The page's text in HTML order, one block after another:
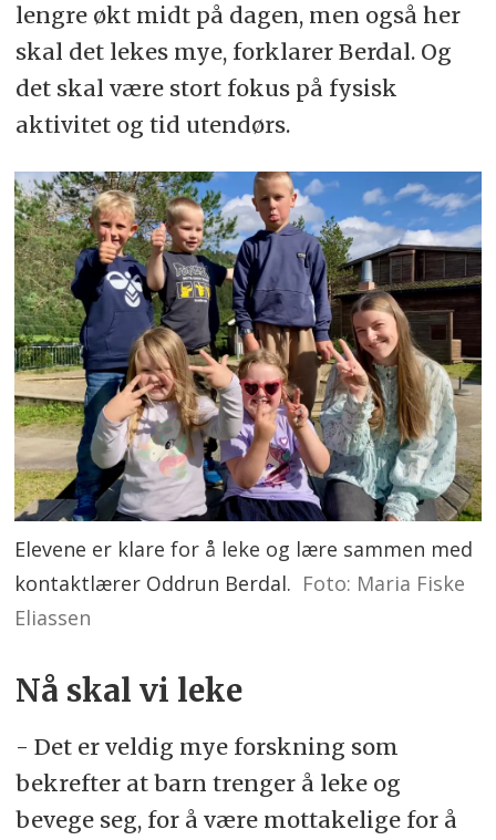
lengre økt midt på dagen, men også her
skal det lekes mye, forklarer Berdal. Og
det skal være stort fokus på fysisk
aktivitet og tid utendørs.
Elevene er klare for å leke og lære sammen med
kontaktlærer Oddrun Berdal. Foto: Maria Fiske
Eliassen
Nå skal vi leke
- Det er veldig mye forskning som
bekrefter at barn trenger å leke og
bevege seg, for å være mottakelige for å